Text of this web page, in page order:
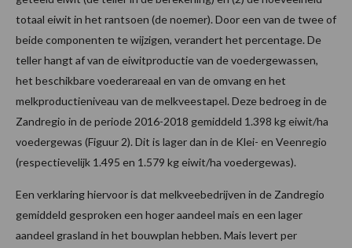
totaal eiwit in het rantsoen (de noemer). Door een van de twee of
beide componenten te wijzigen, verandert het percentage. De
teller hangt af van de eiwitproductie van de voedergewassen,
het beschikbare voederareaal en van de omvang en het
melkproductieniveau van de melkveestapel. Deze bedroeg in de
Zandregio in de periode 2016-2018 gemiddeld 1.398 kg eiwit/ha
voedergewas (Figuur 2). Dit is lager dan in de Klei- en Veenregio
(respectievelijk 1.495 en 1.579 kg eiwit/ha voedergewas).
Een verklaring hiervoor is dat melkveebedrijven in de Zandregio
gemiddeld gesproken een hoger aandeel mais en een lager
aandeel grasland in het bouwplan hebben. Mais levert per